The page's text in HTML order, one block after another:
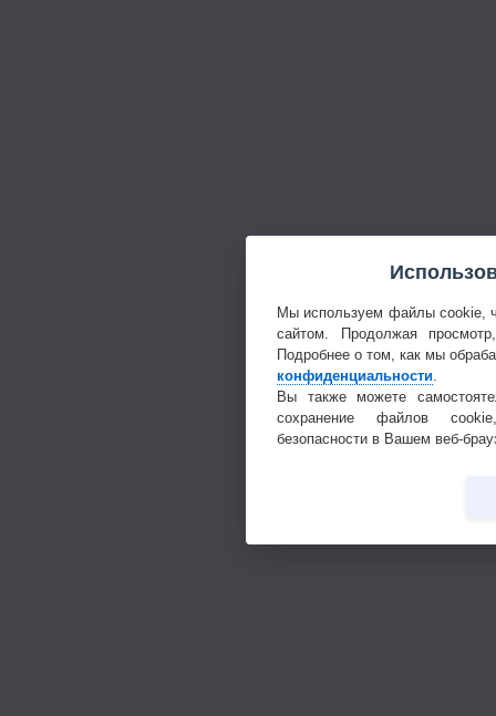
Мы используем файлы cookie,
сайтом. Продолжая
Подробнее о том, как мы
конфиденциальности
Вы также можете
сохранение файлов
безопасности в Вашем веб-